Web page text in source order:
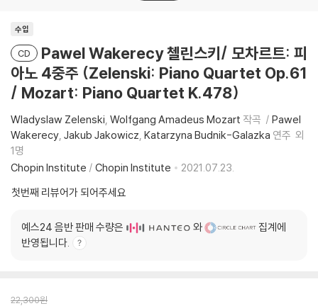
수입
CD
Pawel Wakerecy 첼린스키/ 모차르트: 피
아노 4중주 (Zelenski: Piano Quartet Op.61
/ Mozart: Piano Quartet K.478)
Wladyslaw Zelenski Wolfgang Amadeus Mozart 작곡
Pawel
Wakerecy Jakub Jakowicz Katarzyna Budnik-Galazka 연주 외
1명
Chopin Institute / Chopin Institute
2021.07.23.
첫번째 리뷰어가 되어주세요
예스24 음반 판매 수량은 와
집계에
반영됩니다.
22,300원